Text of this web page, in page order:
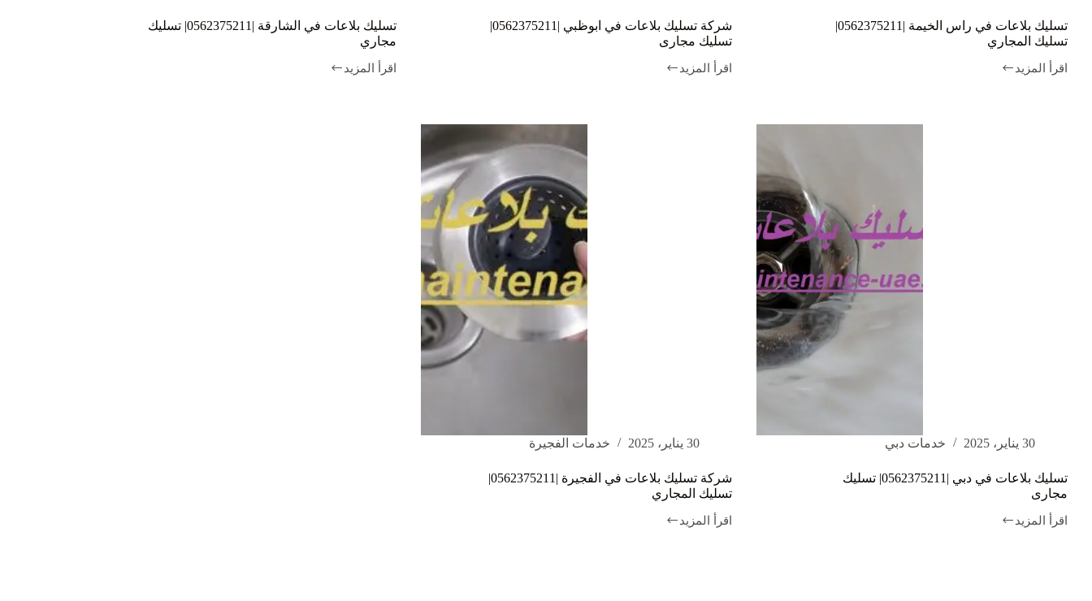
تسليك بلاعات في راس الخيمة |0562375211|
تسليك المجاري
اقرأ المزيد
تسليك
شركة تسليك بلاعات في ابوظبي |0562375211|
تسليك مجارى
اقرأ المزيد
شركة
تسليك بلاعات في الشارقة |0562375211| تسليك
مجاري
اقرأ المزيد
تسليك
30 يناير، 2025 خدمات دبي
تسليك بلاعات في دبي |0562375211| تسليك
مجارى
اقرأ المزيد
تسليك
30 يناير، 2025 خدمات الفجيرة
شركة تسليك بلاعات في الفجيرة |0562375211|
تسليك المجاري
اقرأ المزيد
شركة